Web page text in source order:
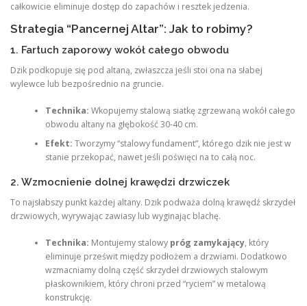
całkowicie eliminuje dostęp do zapachów i resztek jedzenia.
Strategia “Pancernej Altar”: Jak to robimy?
1. Fartuch zaporowy wokół całego obwodu
Dzik podkopuje się pod altaną, zwłaszcza jeśli stoi ona na słabej
wylewce lub bezpośrednio na gruncie.
Technika: Wkopujemy stalową siatkę zgrzewaną wokół całego
obwodu altany na głębokość 30-40 cm.
Efekt: Tworzymy “stalowy fundament”, którego dzik nie jest w
stanie przekopać, nawet jeśli poświęci na to całą noc.
2. Wzmocnienie dolnej krawędzi drzwiczek
To najsłabszy punkt każdej altany. Dzik podważa dolną krawędź skrzydeł
drzwiowych, wyrywając zawiasy lub wyginając blachę.
Technika: Montujemy stalowy próg zamykający, który
eliminuje prześwit między podłożem a drzwiami. Dodatkowo
wzmacniamy dolną część skrzydeł drzwiowych stalowym
płaskownikiem, który chroni przed “ryciem” w metalową
konstrukcję.